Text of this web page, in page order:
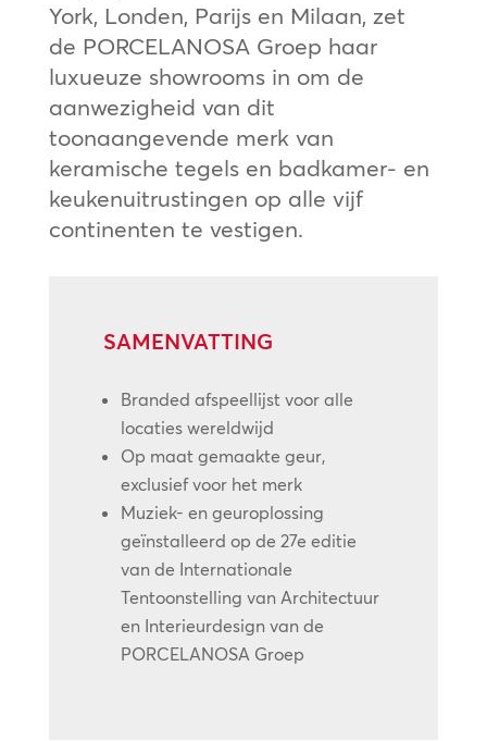
York, Londen, Parijs en Milaan, zet
de PORCELANOSA Groep haar
luxueuze showrooms in om de
aanwezigheid van dit
toonaangevende merk van
keramische tegels en badkamer- en
keukenuitrustingen op alle vijf
continenten te vestigen.
SAMENVATTING
Branded afspeellijst voor alle
locaties wereldwijd
Op maat gemaakte geur,
exclusief voor het merk
Muziek- en geuroplossing
geïnstalleerd op de 27e editie
van de Internationale
Tentoonstelling van Architectuur
en Interieurdesign van de
PORCELANOSA Groep